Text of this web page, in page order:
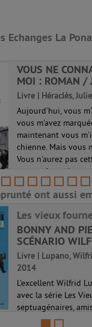
Echanges La
VOUS NE
MOI : ROMAN /
Livre | Héraclès,
Aujourd'hui, vous
vous m'avez
maintenant vous
chienne. Mais vous
Vous n'aurez pas
pousse à continuer,
ont aussi
Les vieux
BONNY AND
SCÉNARIO
Livre | Lupano,
2014
L'excellent Wilfrid
avec la série Les
septuagénaires,
dans un road-